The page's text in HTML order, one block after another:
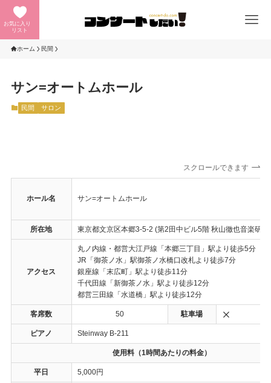
お気に入り
リスト
ホーム 民間
サン=オートムホール
民間 サロン
スクロールできます
ホール名 サン=オートムホール
所在地 東京都文京区本郷3-5-2 (第2田中ビル5階 秋山徹也音楽研究
アクセス
丸ノ内線・都営大江戸線「本郷三丁目」駅より徒歩5分
JR「御茶ノ水」駅御茶ノ水橋口改札より徒歩7分
銀座線「末広町」駅より徒歩11分
千代田線「新御茶ノ水」駅より徒歩12分
都営三田線「水道橋」駅より徒歩12分
客席数 50 駐車場
ピアノ Steinway B-211
使用料（1時間あたりの料金）
平日 5,000円